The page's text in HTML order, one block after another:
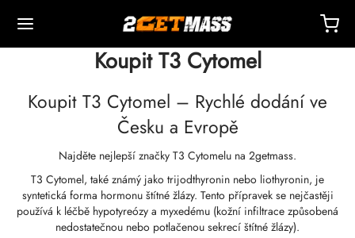
Koupit T3 Cytomel
Koupit T3 Cytomel – Rychlé dodání ve
Česku a Evropě
Najděte nejlepší značky T3 Cytomelu na 2getmass.
T3 Cytomel, také známý jako trijodthyronin nebo liothyronin, je
syntetická forma hormonu štítné žlázy. Tento přípravek se nejčastěji
používá k léčbě hypotyreózy a myxedému (kožní infiltrace způsobená
nedostatečnou nebo potlačenou sekrecí štítné žlázy).
🇪🇺
🇺🇸
🌍 PŘÍPRAVKY
Masteronu (Drostanolonu)
/ T6Pro Vstřikování
I.
II
Hmotnosti